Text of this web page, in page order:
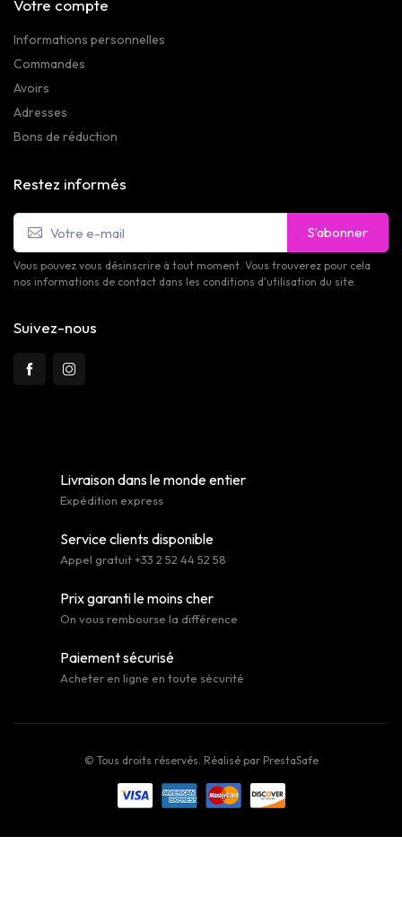
Votre compte
Informations personnelles
Commandes
Avoirs
Adresses
Bons de réduction
Restez informés
S’abonner
Vous pouvez vous désinscrire à tout moment. Vous trouverez pour cela
nos informations de contact dans les conditions d'utilisation du site.
Suivez-nous
Livraison dans le monde entier
Expédition express
Service clients disponible
Appel gratuit +33 2 52 44 52 58
Prix garanti le moins cher
On vous rembourse la différence
Paiement sécurisé
Acheter en ligne en toute sécurité
© Tous droits réservés. Réalisé par PrestaSafe